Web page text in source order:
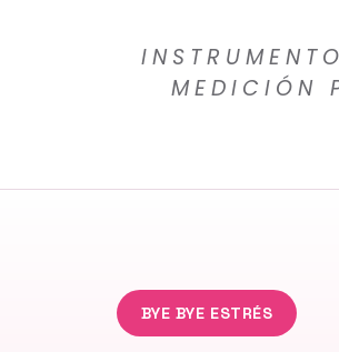
MEDICIÓN
BYE BYE ESTRÉS